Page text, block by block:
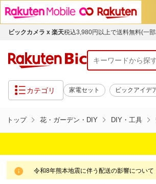
ビックカメラ x 楽天税込3,980円以上で送料無料(一
カテゴリ 家電セット ビックアイデ
トップ 花・ガーデン・DIY DIY・工具
令和8年熊本地震に伴う配送の影響について